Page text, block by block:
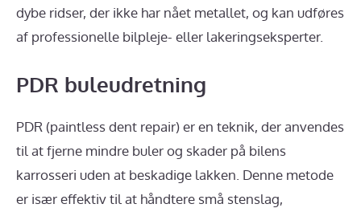
dybe ridser, der ikke har nået metallet, og kan udføres
af professionelle bilpleje- eller lakeringseksperter.
PDR buleudretning
PDR (paintless dent repair) er en teknik, der anvendes
til at fjerne mindre buler og skader på bilens
karrosseri uden at beskadige lakken. Denne metode
er især effektiv til at håndtere små stenslag,